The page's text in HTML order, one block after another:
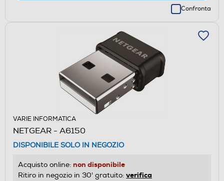
Confronta
VARIE INFORMATICA
NETGEAR - A6150
DISPONIBILE SOLO IN NEGOZIO
Acquisto online: non disponibile
Ritiro in negozio in 30' gratuito: verifica